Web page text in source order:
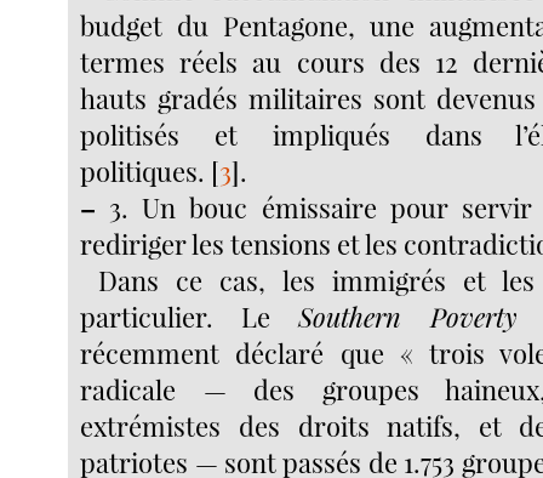
budget du Pentagone, une
termes réels au cours des 12
hauts gradés militaires sont
politisés et impliqués dans
politiques. [3].
– 3. Un bouc émissaire pour
rediriger les tensions et les
Dans ce cas, les immigrés et
particulier. LeSouthern
récemment déclaré que « trois
radicale — des groupes
extrémistes des droits natifs, et
patriotes — sont passés de 1.753